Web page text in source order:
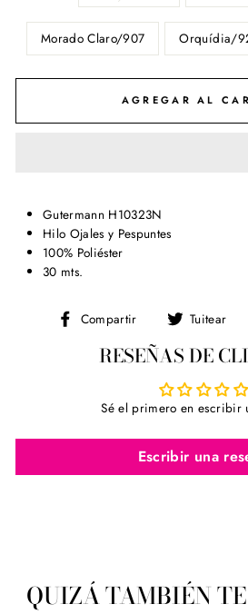
Morado Claro/907 Orquídia/
AGREGAR AL
Gutermann H10323N
Hilo Ojales y Pespuntes
100% Poliéster
30 mts.
Compartir
Compartir
Facebook
Tuitear
RESEÑAS DE
Sé el primero en escribir
Escribir una
QUIZÁ TAMBIÉN